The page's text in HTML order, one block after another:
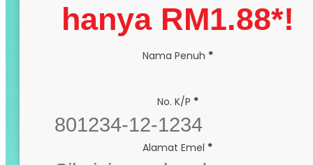
hanya RM1.88*!
Nama Penuh *
No. K/P *
Alamat Emel *